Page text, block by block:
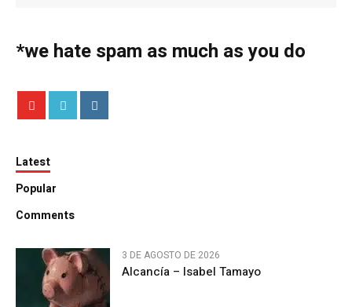
*we hate spam as much as you do
Latest
Popular
Comments
3 DE AGOSTO DE 2026
Alcancía – Isabel Tamayo